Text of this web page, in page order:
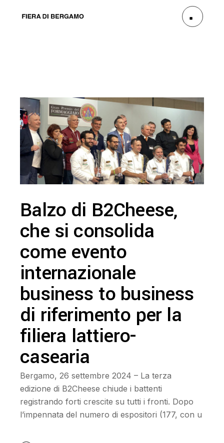
Balzo di B2Cheese,
che si consolida
come evento
internazionale
business to business
di riferimento per la
filiera lattiero-
casearia
Bergamo, 26 settembre 2024 – La terza
edizione di B2Cheese chiude i battenti
registrando forti crescite su tutti i fronti. Dopo
l’impennata del numero di espositori (177, con u